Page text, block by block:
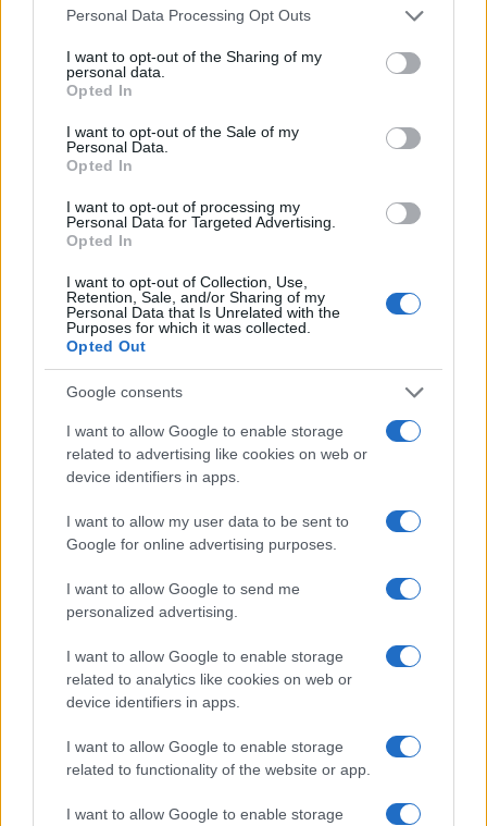
Please note that this website/app uses one or more Google
not limited to your visit or usage behaviour. You may click to
grant or deny consent to Google and its third-party tags to
use your data for below specified purposes in below Google
consent section.
Personal Data Processing Opt Outs
I want to opt-out of the Sharing of my
personal data.
Opted In
I want to opt-out of the Sale of my
Personal Data.
Opted In
I want to opt-out of processing my
Personal Data for Targeted Advertising.
Opted In
I want to opt-out of Collection, Use,
Retention, Sale, and/or Sharing of my
Personal Data that Is Unrelated with the
Purposes for which it was collected.
Opted Out
Google consents
I want to allow Google to enable storage
related to advertising like cookies on web or
device identifiers in apps.
I want to allow my user data to be sent to
Google for online advertising purposes.
I want to allow Google to send me
personalized advertising.
I want to allow Google to enable storage
related to analytics like cookies on web or
device identifiers in apps.
I want to allow Google to enable storage
related to functionality of the website or app.
I want to allow Google to enable storage
Sigue leyendo